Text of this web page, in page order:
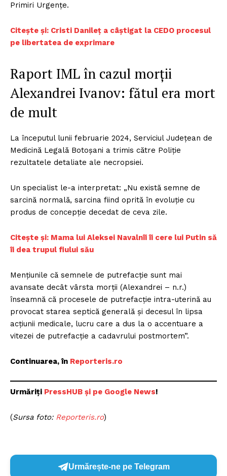
Primiri Urgențe.
Citește și: Cristi Danileț a câștigat la CEDO procesul
pe libertatea de exprimare
Raport IML în cazul morții
Alexandrei Ivanov: fătul era mort
de mult
La începutul lunii februarie 2024, Serviciul Județean de
Medicină Legală Botoșani a trimis către Poliție
rezultatele detaliate ale necropsiei.
Un specialist le-a interpretat: „Nu există semne de
sarcină normală, sarcina fiind oprită în evoluție cu
produs de concepție decedat de ceva zile.
Citește și: Mama lui Aleksei Navalnîi îi cere lui Putin să
îi dea trupul fiului său
Mențiunile că semnele de putrefacție sunt mai
avansate decât vârsta morții (Alexandrei – n.r.)
înseamnă că procesele de putrefacție intra-uterină au
provocat starea septică generală și decesul în lipsa
acțiunii medicale, lucru care a dus la o accentuare a
vitezei de putrefacție a cadavrului postmortem”.
Continuarea, în Reporteris.ro
Urmăriți PressHUB și pe Google News!
(Sursa foto: Reporteris.ro)
Urmărește-ne pe Telegram